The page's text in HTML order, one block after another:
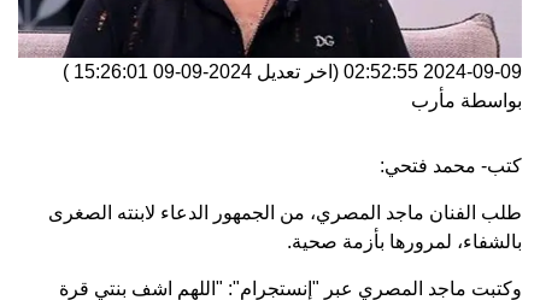
2024-09-09 02:52:55 (اخر تعديل 2024-09-09 15:26:01
)
بواسطة مأرب
كتب- محمد فتحي:
طلب الفنان ماجد المصري، من الجمهور الدعاء لابنته الصغرى
بالشفاء، لمرورها بأزمة صحية.
وكتبت ماجد المصري عبر "إنستجرام": "اللهم اشف بنتي قرة